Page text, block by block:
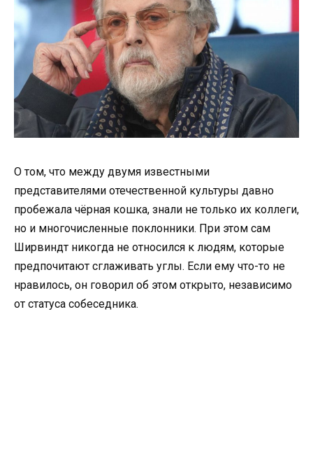
О том, что между двумя известными
представителями отечественной культуры давно
пробежала чёрная кошка, знали не только их коллеги,
но и многочисленные поклонники. При этом сам
Ширвиндт никогда не относился к людям, которые
предпочитают сглаживать углы. Если ему что-то не
нравилось, он говорил об этом открыто, независимо
от статуса собеседника.